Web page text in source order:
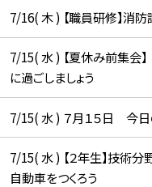
7/16( 木 ) 【職員研修】消
7/15( 水 ) 【夏休み前集会
に過ごしましょう
7/15( 水 ) ７月１５日 今
7/15( 水 ) 【２年生】技術
自動車をつくろう